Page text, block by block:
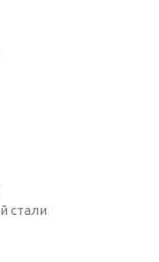
стали